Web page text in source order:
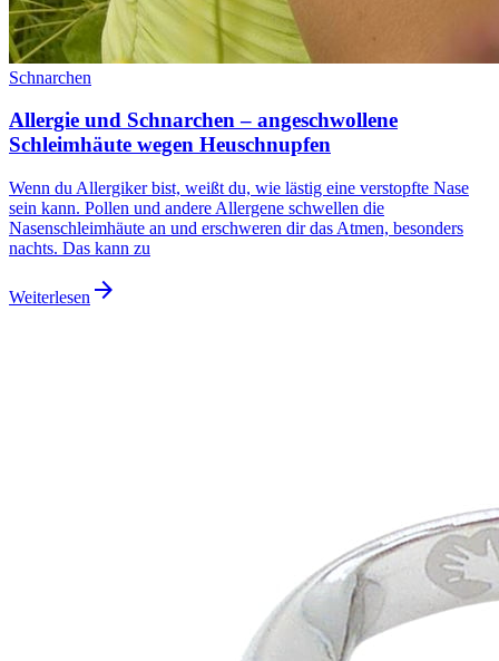
Schnarchen
Allergie und Schnarchen – angeschwollene
Schleimhäute wegen Heuschnupfen
Wenn du Allergiker bist, weißt du, wie lästig eine verstopfte Nase
sein kann. Pollen und andere Allergene schwellen die
Nasenschleimhäute an und erschweren dir das Atmen, besonders
nachts. Das kann zu
Weiterlesen arrow_forward